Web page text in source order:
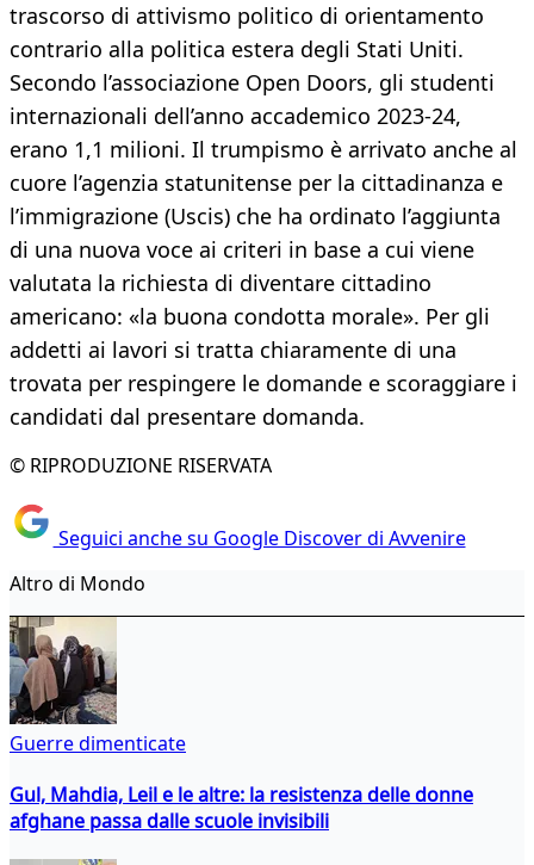
trascorso di attivismo politico di orientamento
contrario alla politica estera degli Stati Uniti.
Secondo l’associazione Open Doors, gli studenti
internazionali dell’anno accademico 2023-24,
erano 1,1 milioni. Il trumpismo è arrivato anche al
cuore l’agenzia statunitense per la cittadinanza e
l’immigrazione (Uscis) che ha ordinato l’aggiunta
di una nuova voce ai criteri in base a cui viene
valutata la richiesta di diventare cittadino
americano: «la buona condotta morale». Per gli
addetti ai lavori si tratta chiaramente di una
trovata per respingere le domande e scoraggiare i
candidati dal presentare domanda.
© RIPRODUZIONE RISERVATA
Seguici anche su Google Discover di Avvenire
Altro di Mondo
Guerre dimenticate
Gul, Mahdia, Leil e le altre: la resistenza delle donne
afghane passa dalle scuole invisibili